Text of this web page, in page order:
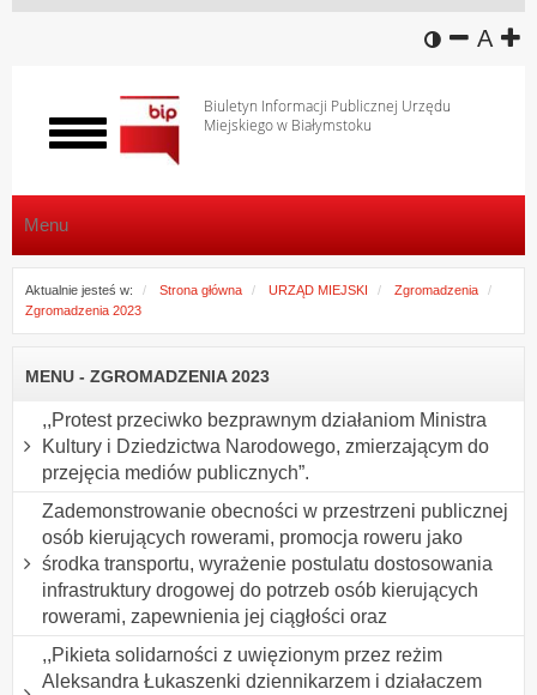
wersja
A
Biuletyn Informacji Publicznej Urzędu
Miejskiego w Białymstoku
Włącz
menu
Menu
Aktualnie jesteś w: Strona główna URZĄD MIEJSKI
Zgromadzenia
Zgromadzenia 2023
MENU - ZGROMADZENIA 2023
,,Protest przeciwko bezprawnym działaniom Ministra
Kultury i Dziedzictwa Narodowego, zmierzającym do
przejęcia mediów publicznych”.
Zademonstrowanie obecności w przestrzeni publicznej
osób kierujących rowerami, promocja roweru jako
środka transportu, wyrażenie postulatu dostosowania
infrastruktury drogowej do potrzeb osób kierujących
rowerami, zapewnienia jej ciągłości oraz
,,Pikieta solidarności z uwięzionym przez reżim
Aleksandra Łukaszenki dziennikarzem i działaczem